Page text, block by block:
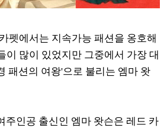
펫에서는 지속가능 패션을 옹호해
이 많이 있었지만 그중에서 가장 대
패션의 여왕'으로 불리는 엠마 왓
주인공 출신인 엠마 왓슨은 레드 카